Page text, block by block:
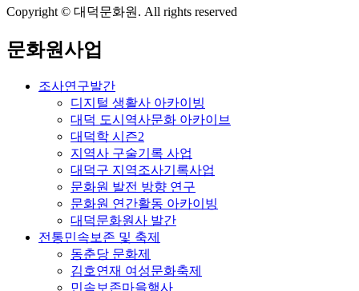
Copyright © 대덕문화원. All rights reserved
문화원사업
조사연구발간
디지털 생활사 아카이빙
대덕 도시역사문화 아카이브
대덕학 시즌2
지역사 구술기록 사업
대덕구 지역조사기록사업
문화원 발전 방향 연구
문화원 연간활동 아카이빙
대덕문화원사 발간
전통민속보존 및 축제
동춘당 문화제
김호연재 여성문화축제
민속보존마을행사